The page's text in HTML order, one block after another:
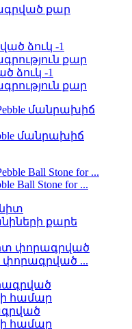
քար
ձուկ -1
քար
մանրախիճ
Ball Stone for ...
փորագրված
փորագրված ...
ի համար